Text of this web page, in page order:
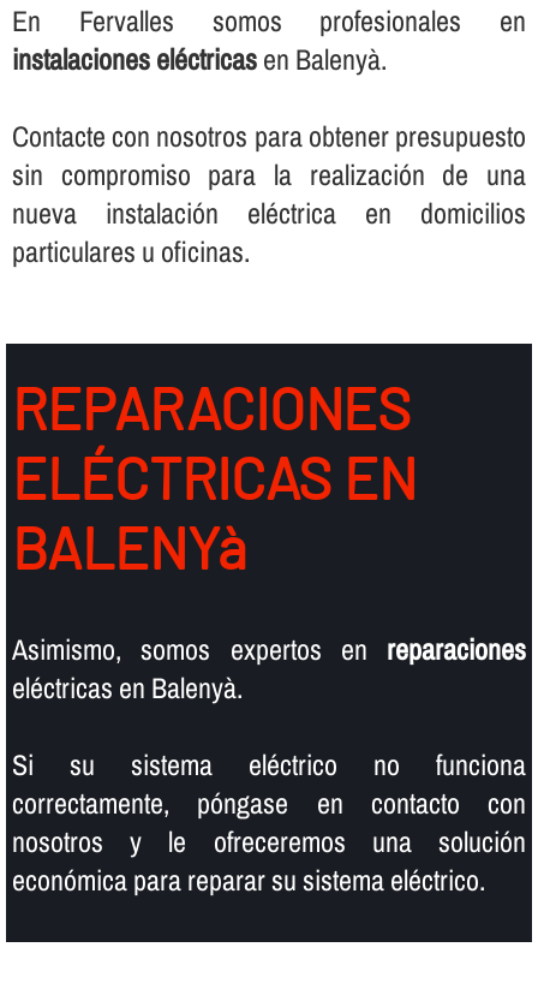
En Fervalles somos profesionales en
instalaciones eléctricasen Balenyà.
Contacte con nosotros para obtener presupuesto
sin compromiso para la realización de una
nueva instalación eléctrica en domicilios
particulares u oficinas.
REPARACIONES
ELÉCTRICAS EN
BALENYà
Asimismo, somos expertos en reparaciones
eléctricas en Balenyà.
Si su sistema eléctrico no funciona
correctamente, póngase en contacto con
nosotros y le ofreceremos una solución
económica para reparar su sistema eléctrico.